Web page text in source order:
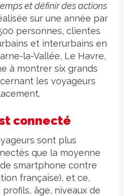
et définir des actions
sur une année par
personnes, clientes
et interurbains en
la-Vallée, Le Havre,
à montrer six grands
les voyageurs
connecté
sont plus
que la moyenne
de smartphone contre
française), et ce,
âge, niveaux de